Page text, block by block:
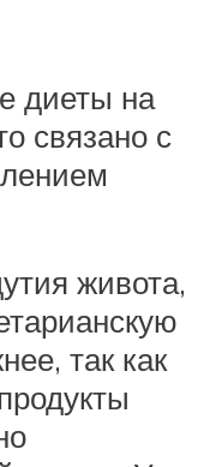
диеты на
связано с
живота,
так как